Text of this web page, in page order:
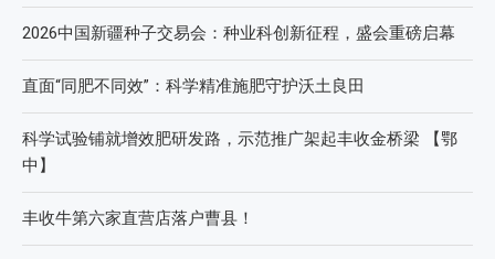
2026中国新疆种子交易会：种业科创新征程，盛会重磅启幕
直面“同肥不同效”：科学精准施肥守护沃土良田
科学试验铺就增效肥研发路，示范推广架起丰收金桥梁 【鄂
中】
丰收牛第六家直营店落户曹县！